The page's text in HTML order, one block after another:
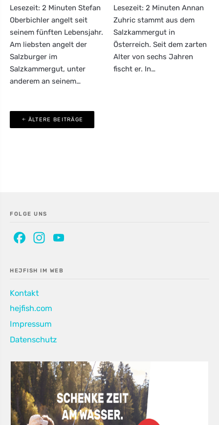
Lesezeit: 2 Minuten Stefan
Oberbichler angelt seit
seinem fünften Lebensjahr.
Am liebsten angelt der
Salzburger im
Salzkammergut, unter
anderem an seinem…
Lesezeit: 2 Minuten Annan
Zuhric stammt aus dem
Salzkammergut in
Österreich. Seit dem zarten
Alter von sechs Jahren
fischt er. In…
Beitragsnavigation
ÄLTERE BEITRÄGE
FOLGE UNS
Facebook
Instagram
HEJFISH IM WEB
Kontakt
hejfish.com
Impressum
Datenschutz